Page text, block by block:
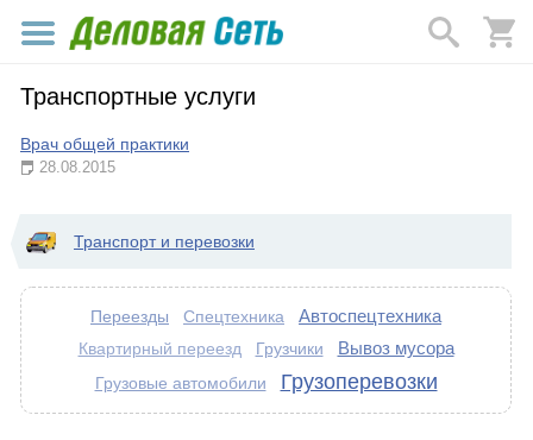
Транспортные услуги
Врач общей практики
28.08.2015
Транспорт и перевозки
Переезды Спецтехника Автоспецтехника
Квартирный переезд Грузчики Вывоз мусора
Грузовые автомобили Грузоперевозки